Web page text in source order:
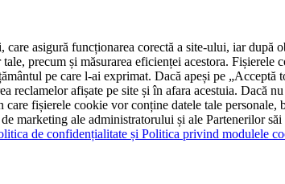
asigură funcționarea corectă a site-ului, iar după
precum și măsurarea eficienței acestora.
pe care l-ai exprimat. Dacă apeși pe „Acceptă
afișate pe site și în afara acestuia. Dacă
fișierele cookie vor conține datele tale personale,
marketing ale administratorului și ale Partenerilor
de confidențialitate și Politica privind modulele